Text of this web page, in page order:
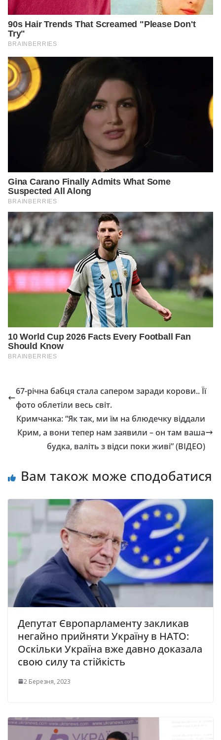
67-річна бабця стала сапером заради корови.. Її
фото облетіли весь світ.
Кримчанка: “Як так, ми їм на блюдечку віддали
Крим, а вони тепер нам заявили – он там ваша
будка, валіть з відси поки живі” (ВІДЕО)
Вам також може сподобатися
Депутат Євpопарламенту закликав
негайно прийняти Україну в НАТО:
Оскільки Україна вже давно доказала
свою силу та стійкість
2 Березня, 2023